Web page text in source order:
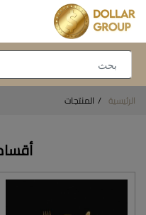
الرئيسية المنتجات